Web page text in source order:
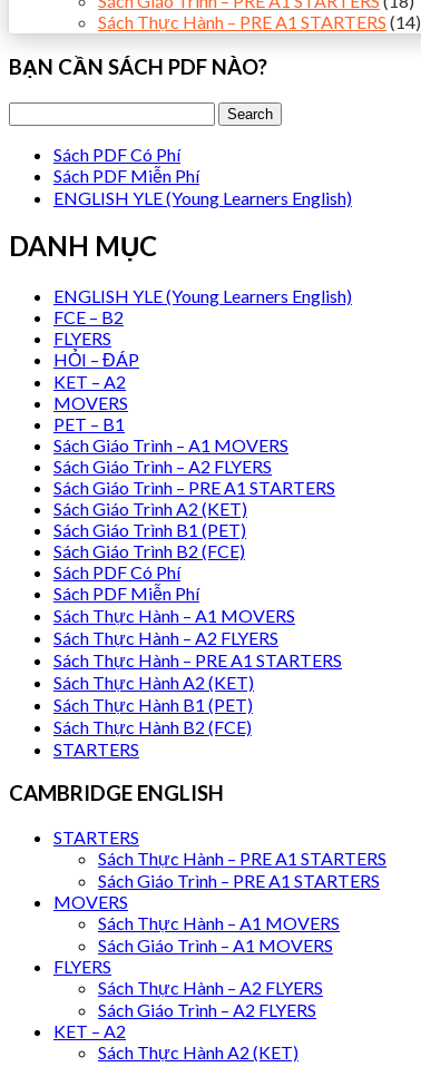
Sách Thực Hành – PRE A1 STARTERS (14)
BẠN CẦN SÁCH PDF NÀO?
Sách PDF Có Phí
Sách PDF Miễn Phí
ENGLISH YLE (Young Learners English)
DANH MỤC
ENGLISH YLE (Young Learners English)
FCE – B2
FLYERS
HỎI – ĐÁP
KET – A2
MOVERS
PET – B1
Sách Giáo Trình – A1 MOVERS
Sách Giáo Trình – A2 FLYERS
Sách Giáo Trình – PRE A1 STARTERS
Sách Giáo Trình A2 (KET)
Sách Giáo Trình B1 (PET)
Sách Giáo Trình B2 (FCE)
Sách PDF Có Phí
Sách PDF Miễn Phí
Sách Thực Hành – A1 MOVERS
Sách Thực Hành – A2 FLYERS
Sách Thực Hành – PRE A1 STARTERS
Sách Thực Hành A2 (KET)
Sách Thực Hành B1 (PET)
Sách Thực Hành B2 (FCE)
STARTERS
CAMBRIDGE ENGLISH
STARTERS
Sách Thực Hành – PRE A1 STARTERS
Sách Giáo Trình – PRE A1 STARTERS
MOVERS
Sách Thực Hành – A1 MOVERS
Sách Giáo Trình – A1 MOVERS
FLYERS
Sách Thực Hành – A2 FLYERS
Sách Giáo Trình – A2 FLYERS
KET – A2
Sách Thực Hành A2 (KET)